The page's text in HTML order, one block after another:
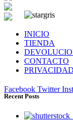
INICIO
TIENDA
CONTACTO
PRIVACIDAD
Facebook Twitter
Recent Posts